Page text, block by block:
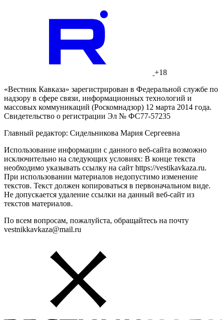
+18
«Вестник Кавказа» зарегистрирован в Федеральной службе по
надзору в сфере связи, информационных технологий и
массовых коммуникаций (Роскомнадзор) 12 марта 2014 года.
Свидетельство о регистрации Эл № ФС77-57235
Главный редактор: Сидельникова Мария Сергеевна
Использование информации с данного веб-сайта возможно
исключительно на следующих условиях: В конце текста
необходимо указывать ссылку на сайт https://vestikavkaza.ru.
При использовании материалов недопустимо изменение
текстов. Текст должен копироваться в первоначальном виде.
Не допускается удаление ссылки на данный веб-сайт из
текстов материалов.
По всем вопросам, пожалуйста, обращайтесь на почту
vestnikkavkaza@mail.ru